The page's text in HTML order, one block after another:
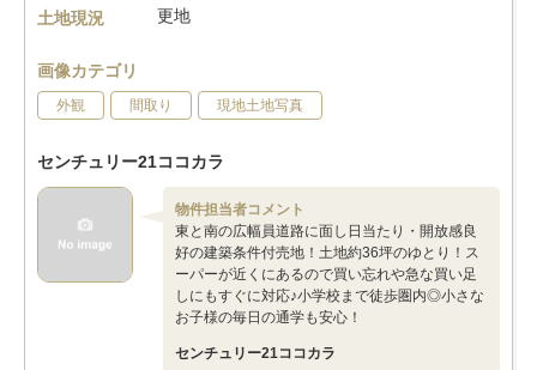
土地現況
更地
画像カテゴリ
外観 間取り 現地土地写真
センチュリー21ココカラ
物件担当者コメント
東と南の広幅員道路に面し日当たり・開放感良
好の建築条件付売地！土地約36坪のゆとり！ス
ーパーが近くにあるので買い忘れや急な買い足
しにもすぐに対応♪小学校まで徒歩圏内◎小さな
お子様の毎日の通学も安心！
センチュリー21ココカラ